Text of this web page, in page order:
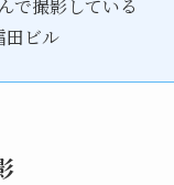
で撮影している
田ビル